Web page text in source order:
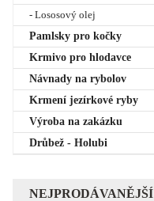
- Lososový olej
Pamlsky pro kočky
Krmivo pro hlodavce
Návnady na rybolov
Krmení jezírkové ryby
Výroba na zakázku
Drůbež - Holubi
NEJPRODÁVANĚJŠÍ